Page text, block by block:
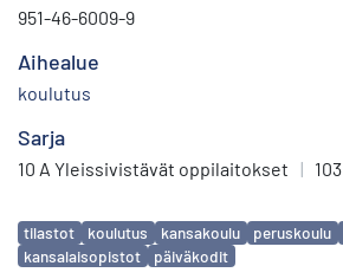
951-46-6009-9
Aihealue
koulutus
Sarja
10 A Yleissivistävät oppilaitokset | 103
Avainsanat
tilastot koulutus kansakoulu peruskoulu
kansalaisopistot
päiväkodit